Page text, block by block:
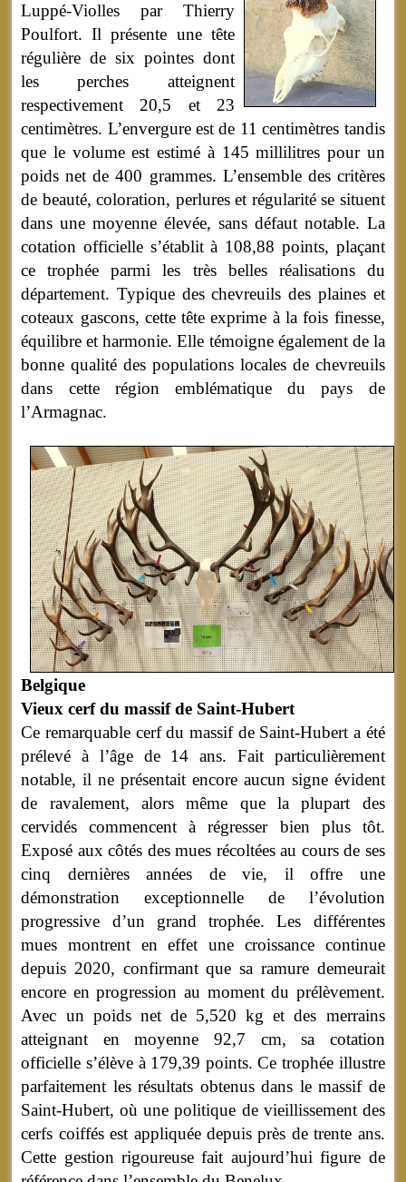
Luppé-Violles par Thierry
Poulfort. Il présente une tête
régulière de six pointes dont
les perches atteignent
respectivement 20,5 et 23
centimètres. L’envergure est de 11 centimètres tandis
que le volume est estimé à 145 millilitres pour un
poids net de 400 grammes. L’ensemble des critères
de beauté, coloration, perlures et régularité se situent
dans une moyenne élevée, sans défaut notable. La
cotation officielle s’établit à 108,88 points, plaçant
ce trophée parmi les très belles réalisations du
département. Typique des chevreuils des plaines et
coteaux gascons, cette tête exprime à la fois finesse,
équilibre et harmonie. Elle témoigne également de la
bonne qualité des populations locales de chevreuils
dans cette région emblématique du pays de
l’Armagnac.
Belgique
Vieux cerf du massif de Saint-Hubert
Ce remarquable cerf du massif de Saint-Hubert a été
prélevé à l’âge de 14 ans. Fait particulièrement
notable, il ne présentait encore aucun signe évident
de ravalement, alors même que la plupart des
cervidés commencent à régresser bien plus tôt.
Exposé aux côtés des mues récoltées au cours de ses
cinq dernières années de vie, il offre une
démonstration exceptionnelle de l’évolution
progressive d’un grand trophée. Les différentes
mues montrent en effet une croissance continue
depuis 2020, confirmant que sa ramure demeurait
encore en progression au moment du prélèvement.
Avec un poids net de 5,520 kg et des merrains
atteignant en moyenne 92,7 cm, sa cotation
officielle s’élève à 179,39 points. Ce trophée illustre
parfaitement les résultats obtenus dans le massif de
Saint-Hubert, où une politique de vieillissement des
cerfs coiffés est appliquée depuis près de trente ans.
Cette gestion rigoureuse fait aujourd’hui figure de